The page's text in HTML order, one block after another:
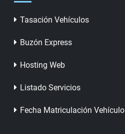
Tasación Vehículos
Buzón Express
Hosting Web
Listado Servicios
Fecha Matriculación Vehículo